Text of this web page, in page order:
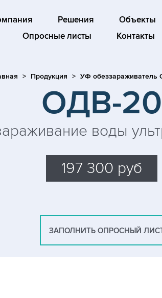
Решения
Объекты
Опросные листы Контакты
Продукция УФ обеззараживатель
ОДВ-20
воды
197 300 руб
ЗАПОЛНИТЬ ОПРОСНЫЙ